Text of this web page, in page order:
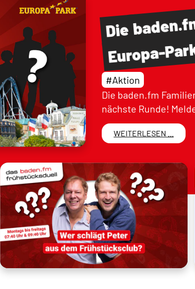
Die
Europa-
#Aktion
Die baden.fm
nächste Runde!
WEITERLESEN ...